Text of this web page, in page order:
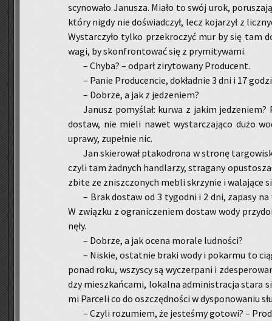
scy­no­wa­ło Ja­nu­sza. Miało to swój urok,
który nigdy nie do­świad­czył, lecz ko­ja­rzył z
Wy­star­czy­ło tylko prze­kro­czyć mur by się tam
wa­gi, by skon­fron­to­wać się z pry­mi­ty­wa­mi.
– Chyba? – od­parł zi­ry­to­wa­ny Pro­du­cent.
– Panie Pro­du­cen­cie, do­kład­nie 3 dni i 17
– Do­brze, a jak z je­dze­niem?
Ja­nusz po­my­ślał: kurwa z jakim
do­staw, nie mieli nawet wy­star­cza­ją­co dużo
upra­wy, zu­peł­nie nic.
Jan skie­ro­wał pta­ko­dro­na w stro­nę
czy­li tam żad­nych han­dla­rzy, stra­ga­ny
zbite ze znisz­czo­nych mebli skrzy­nie i wa­la­ją­ce
– Brak do­staw od 3 ty­go­dni i 2 dni, za­pa­sy
W związ­ku z ogra­ni­cze­niem do­staw wody
nę­ły.
– Do­brze, a jak ocena mo­ra­le lud­no­ści?
– Ni­skie, ostat­nie braki wody i po­kar­mu to
ponad roku, wszy­scy są wy­czer­pa­ni i
dzy miesz­kań­ca­mi, lo­kal­na ad­mi­ni­stra­cja stara
mi Par­ce­li co do oszczęd­no­ści w dys­po­no­wa­niu
– Czyli ro­zu­miem, że je­ste­śmy go­to­wi? –